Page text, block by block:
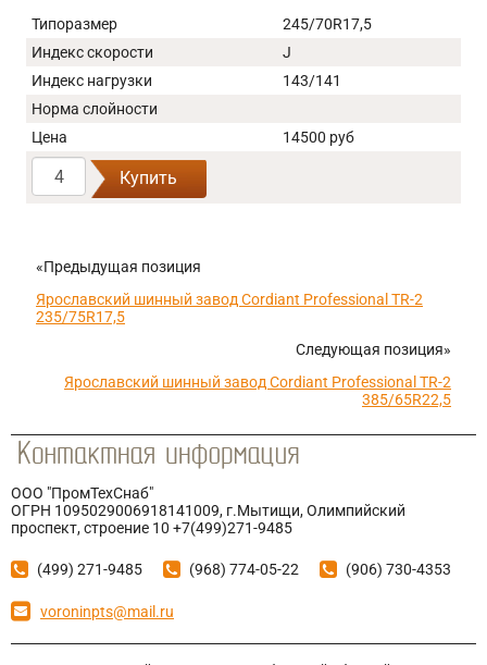
Типоразмер
245/70R17,5
Индекс скорости
J
Индекс нагрузки
143/141
Норма слойности
Цена
14500 руб
Купить
«Предыдущая позиция
Ярославский шинный завод Cordiant Professional TR-2
235/75R17,5
Следующая позиция»
Ярославский шинный завод Cordiant Professional TR-2
385/65R22,5
ООО "ПромТехСнаб"
ОГРН 1095029006918141009, г.Мытищи, Олимпийский
проспект, строение 10 +7(499)271-9485
(499) 271-9485 (968) 774-05-22 (906) 730-4353
voroninpts@mail.ru